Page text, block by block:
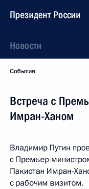
Президент России
Новости
События
Встреча с
Имран-Ханом
Владимир Путин
с Премьер-
Пакистан Имран-
с рабочим визитом.